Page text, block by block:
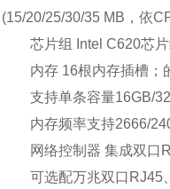
(15/20/25/30/35 MB，依
芯片组 Intel C620芯片
内存 16根内存插槽；
支持单条容量16GB/
内存频率支持2666/
网络控制器 集成双口
可选配万兆双口RJ45、